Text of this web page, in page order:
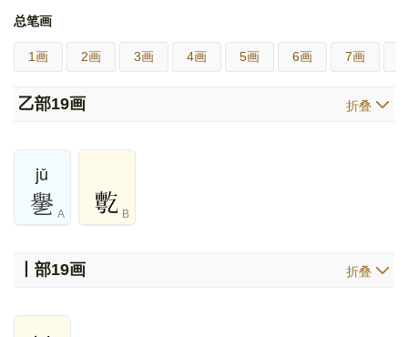
总笔画
1画 2画 3画 4画 5画 6画 7画
乙部19画 折叠
jǔ
㐦 A B
丨部19画 折叠